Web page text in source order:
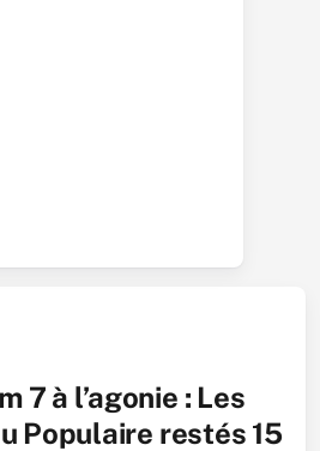
7 à l’agonie : Les
Populaire restés 15